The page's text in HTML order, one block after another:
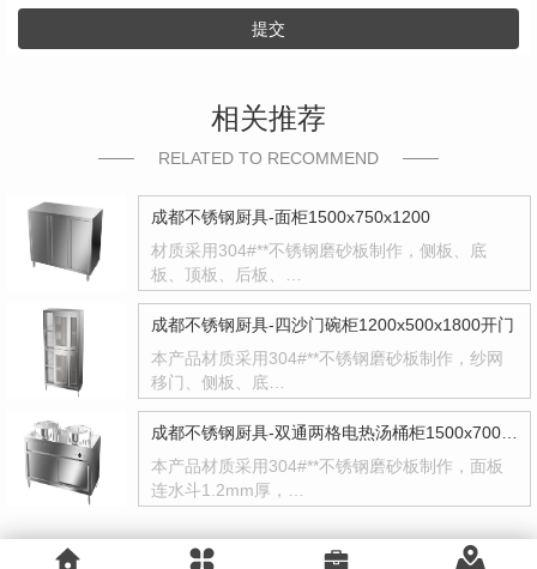
提交
相关推荐
RELATED TO RECOMMEND
成都不锈钢厨具-面柜1500x750x1200
材质采用304#**不锈钢磨砂板制作，侧板、底
板、顶板、后板、…
成都不锈钢厨具-四沙门碗柜1200x500x1800开门
本产品材质采用304#**不锈钢磨砂板制作，纱网
移门、侧板、底…
本产品材质采用304#**不锈钢磨砂板制作，面板
连水斗1.2mm厚，…